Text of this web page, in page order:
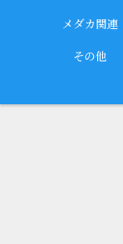
メダカ関連
その他